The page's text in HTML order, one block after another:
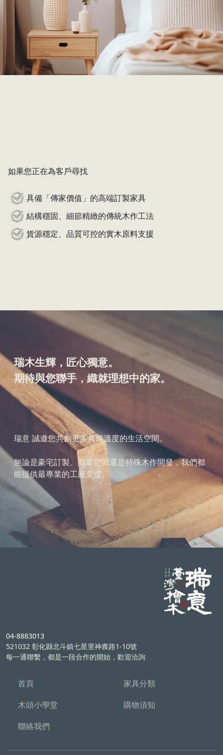
如果您正在為客戶尋找
具備「傳家價值」的高端訂製家具
結構穩固、細節精緻的傳統木作工法
貨源穩定、品質可控的實木原料支援
瑞木生輝，匠心獨意。
期待與您聯手，織就理想中的家。
瑞意 誠邀您共創更多具備溫度的生活空間。
無論是豪宅訂製、商業空間還是特殊木作開發，我們都
能提供最專業的工廠支援。
04-8883013
521032 彰化縣北斗鎮七星里神農路1-10號
每一通聯繫，都是一段合作的開始，歡迎洽詢
首頁
家具分類
木頭小學堂
購物須知
聯絡我們